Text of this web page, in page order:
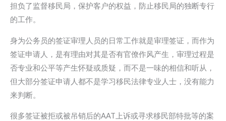
担负了监督移民局，保护客户的权益，防止移民局的独断专行
的工作。
身为公务员的签证审理人员的日常工作就是审理签证，而作为
签证申请人，是有理由对其是否有官僚作风产生，审理过程是
否专业和公平等产生怀疑或质疑，而不是一味的相信和听从，
但大部分签证申请人都不是学习移民法律专业人士，没有能力
来判断。
很多签证被拒或被吊销后的AAT上诉或寻求移民部特批等的案